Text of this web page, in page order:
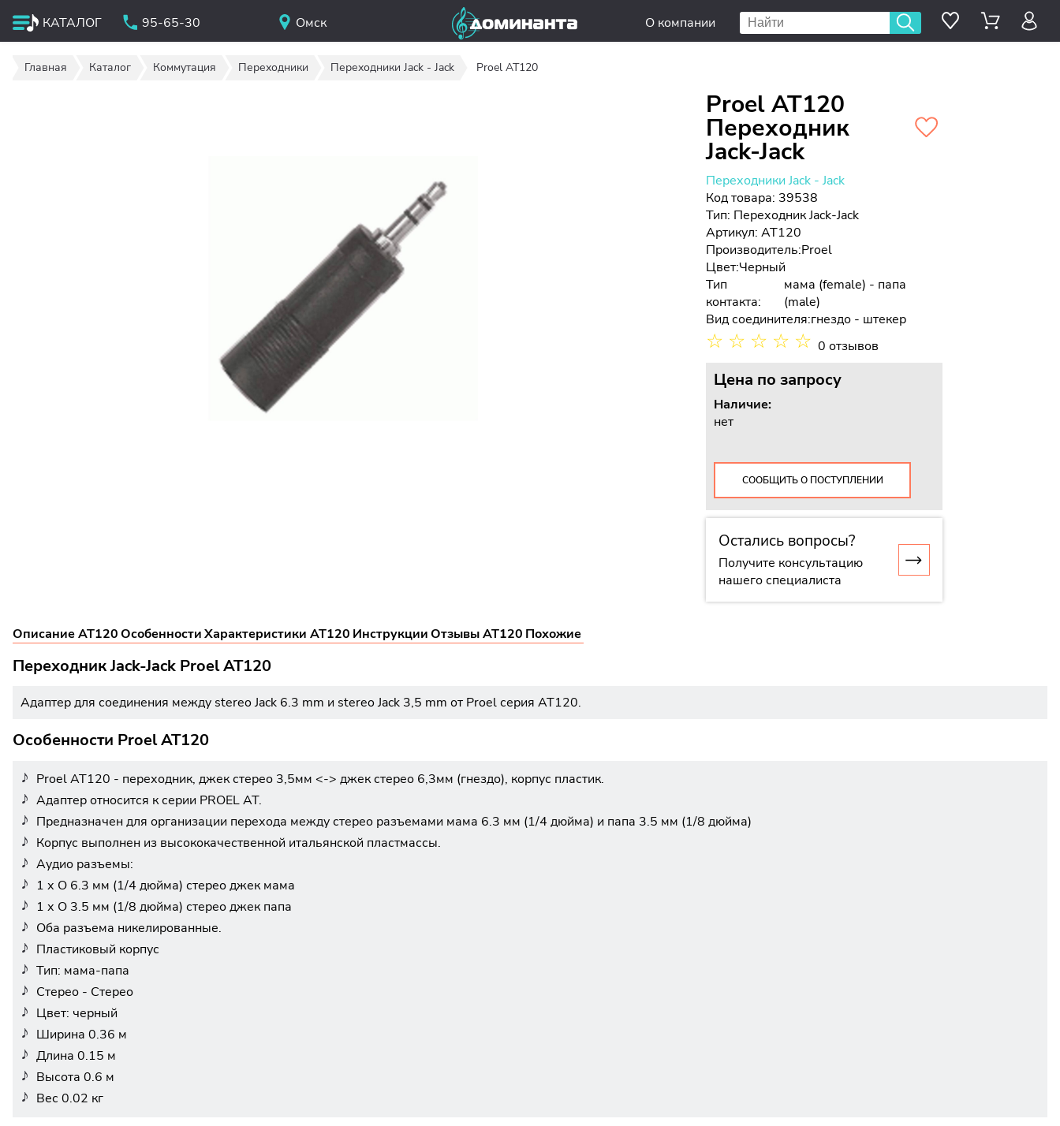
КАТАЛОГ 95-65-30 Омск О компании
Главная Каталог Коммутация Переходники Переходники Jack - Jack Proel AT120
Proel AT120
Переходник
Jack-Jack
Переходники Jack - Jack
Код товара: 39538
Тип: Переходник Jack-Jack
Артикул: AT120
Производитель:Proel
Цвет:Черный
Тип
контакта:
мама (female) - папа
(male)
Вид соединителя:гнездо - штекер
☆ ☆ ☆ ☆ ☆ 0 отзывов
Цена по запросу
Наличие:
нет
СООБЩИТЬ О ПОСТУПЛЕНИИ
Остались вопросы?
Получите консультацию
нашего специалиста
Описание AT120ОсобенностиХарактеристики AT120 ИнструкцииОтзывы AT120 Похожие
Переходник Jack-Jack Proel AT120
Адаптер для соединения между stereo Jack 6.3 mm и stereo Jack 3,5 mm от Proel серия AT120.
Особенности Proel AT120
Proel AT120 - переходник, джек стерео 3,5мм <-> джек стерео 6,3мм (гнездо), корпус пластик.
Адаптер относится к серии PROEL AT.
Предназначен для организации перехода между стерео разъемами мама 6.3 мм (1/4 дюйма) и папа 3.5 мм (1/8 дюйма)
Корпус выполнен из высококачественной итальянской пластмассы.
Аудио разъемы:
1 х O 6.3 мм (1/4 дюйма) стерео джек мама
1 х O 3.5 мм (1/8 дюйма) стерео джек папа
Оба разъема никелированные.
Пластиковый корпус
Тип: мама-папа
Стерео - Стерео
Цвет: черный
Ширина 0.36 м
Длина 0.15 м
Высота 0.6 м
Вес 0.02 кг